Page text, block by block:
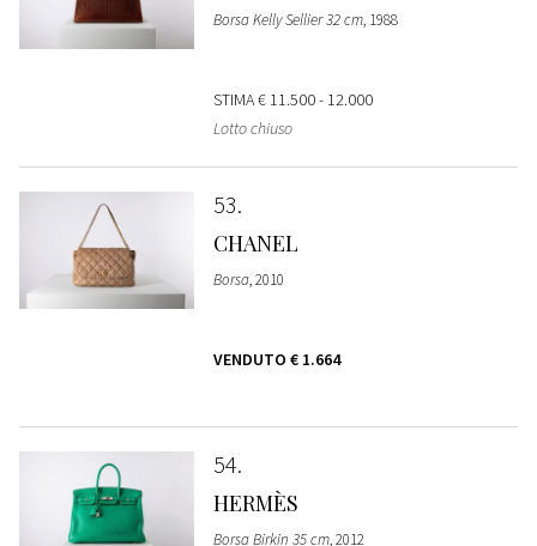
Borsa Kelly Sellier 32 cm, 1988
STIMA€ 11.500 - 12.000
Lotto chiuso
53
CHANEL
Borsa, 2010
VENDUTO € 1.664
54
HERMÈS
Borsa Birkin 35 cm, 2012